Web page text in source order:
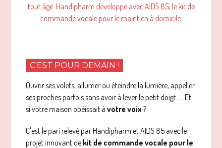
tout âge. Handipharm développe avec AIDS 85, le kit de
commande vocale pour le maintien à domicile.
C'EST POUR DEMAIN !
Ouvrir ses volets, allumer ou éteindre la lumière, appeller
ses proches parfois sans avoir à lever le petit doigt .... Et
si votre maison obéissait àvotre voix ?
C'est le pari relevé par Handipharm et AIDS 85 avec le
projet innovant de kit de commande vocale pour le